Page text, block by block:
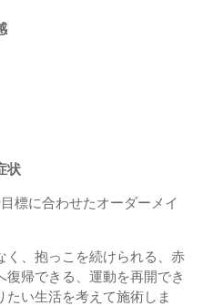
状
標に合わせたオーダーメイ
く、抱っこを続けられる、赤
帰できる、運動を再開でき
たい生活を考えて施術しま